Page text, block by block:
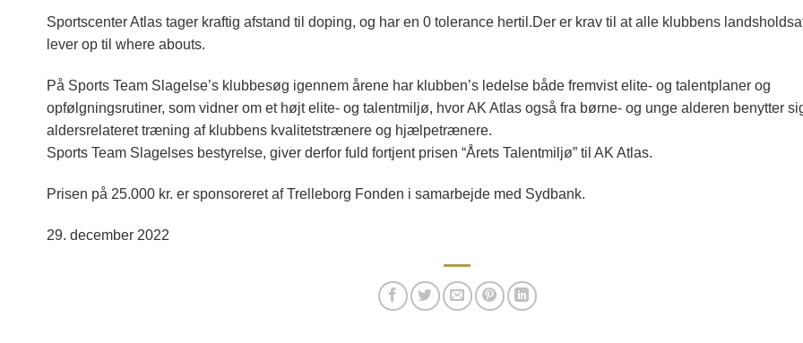
Sportscenter Atlas tager kraftig afstand til doping, og har en 0 tolerance hertil.Der er krav til at alle klubbens
lever op til where abouts.
På Sports Team Slagelse’s klubbesøg igennem årene har klubben’s ledelse både fremvist elite- og talentplaner og
opfølgningsrutiner, som vidner om et højt elite- og talentmiljø, hvor AK Atlas også fra børne- og unge alderen benytter
aldersrelateret træning af klubbens kvalitetstrænere og hjælpetrænere.
Sports Team Slagelses bestyrelse, giver derfor fuld fortjent prisen “Årets Talentmiljø” til AK Atlas.
Prisen på 25.000 kr. er sponsoreret af Trelleborg Fonden i samarbejde med Sydbank.
29. december 2022